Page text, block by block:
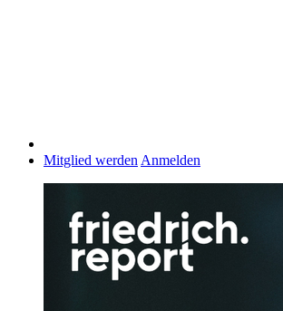
Mitglied werden Anmelden